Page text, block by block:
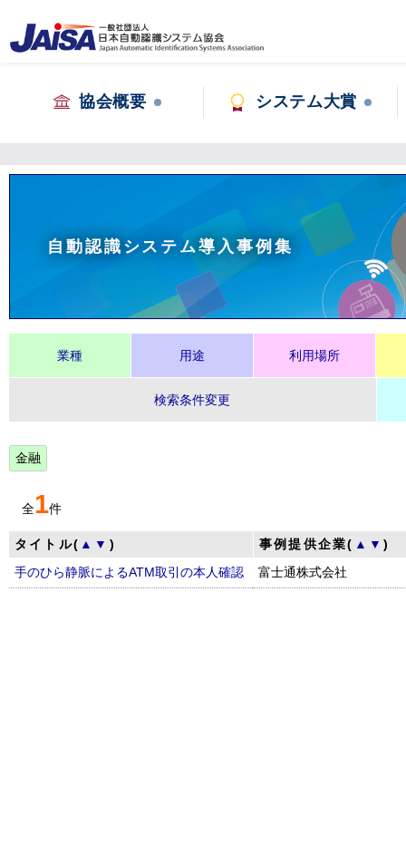
協会概要 システム大賞
自動認識システム導入事例集
業種 用途 利用場所
検索条件変更
金融
全1件
タイトル( ▲ ▼ ) 事例提供企業( ▲ ▼)
手のひら静脈によるATM取引の本人確認
富士通株式会社